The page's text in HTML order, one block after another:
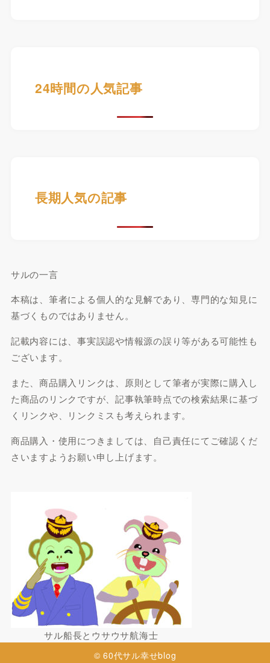
24時間の人気記事
長期人気の記事
サルの一言
本稿は、筆者による個人的な見解であり、専門的な知見に
基づくものではありません。
記載内容には、事実誤認や情報源の誤り等がある可能性も
ございます。
また、商品購入リンクは、原則として筆者が実際に購入し
た商品のリンクですが、記事執筆時点での検索結果に基づ
くリンクや、リンクミスも考えられます。
商品購入・使用につきましては、自己責任にてご確認くだ
さいますようお願い申し上げます。
サル船長とウサウサ航海士
© 60代サル幸せblog